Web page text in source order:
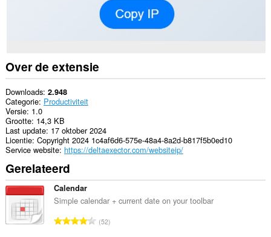
Over de extensie
Downloads 2.948
Categorie Productiviteit
Versie 1.0
Grootte 14,3 KB
Last update 17 oktober 2024
Licentie Copyright 2024 1c4af6d6-575e-48a4-8a2d-b817f5b0ed10
Service website https://deltaexector.com/websiteip/
Gerelateerd
Calendar
Simple calendar + current date on your toolbar
T52